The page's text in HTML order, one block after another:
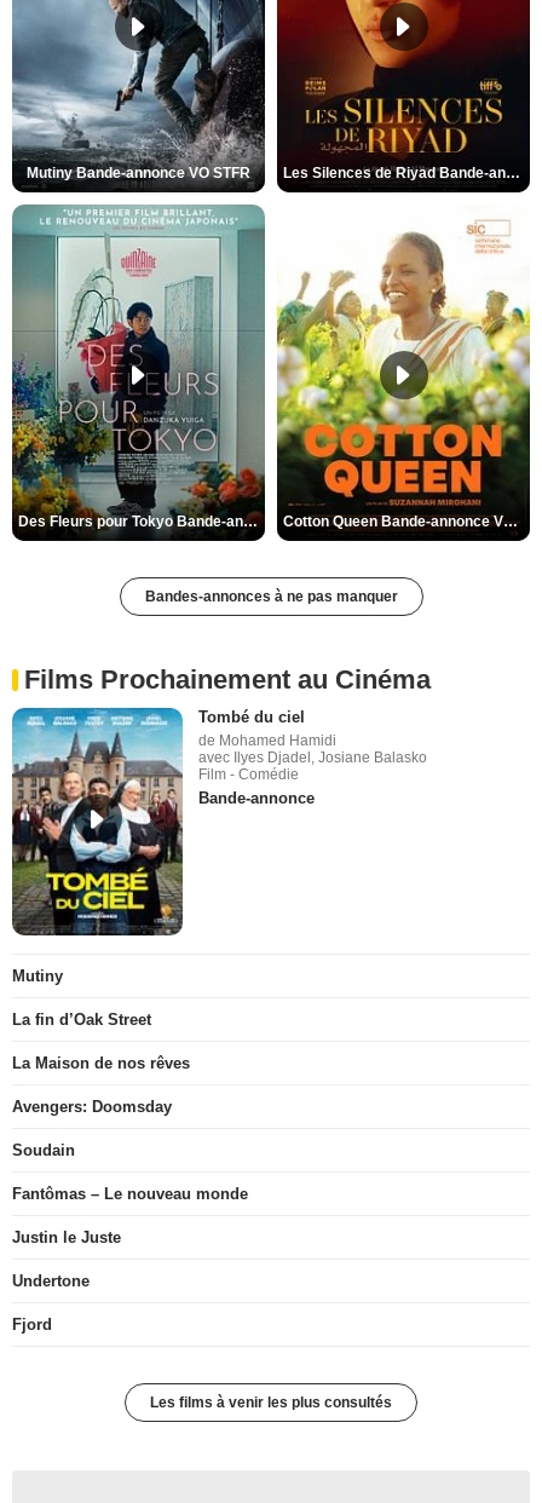
Mutiny Bande-annonce VO STFR Les Silences de Riyad Bande-annonce VO STFR
Des Fleurs pour Tokyo Bande-annonce VO STFR Cotton Queen Bande-annonce VO STFR
Bandes-annonces à ne pas manquer
Films Prochainement au Cinéma
Tombé du ciel
de Mohamed Hamidi
avec Ilyes Djadel, Josiane Balasko
Film - Comédie
Bande-annonce
Mutiny
La fin d’Oak Street
La Maison de nos rêves
Avengers: Doomsday
Soudain
Fantômas – Le nouveau monde
Justin le Juste
Undertone
Fjord
Les films à venir les plus consultés